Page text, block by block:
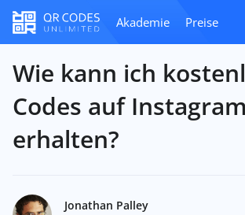
Akademie Preise
Wie kann ich
Codes auf Instagram
erhalten?
Jonathan Palley